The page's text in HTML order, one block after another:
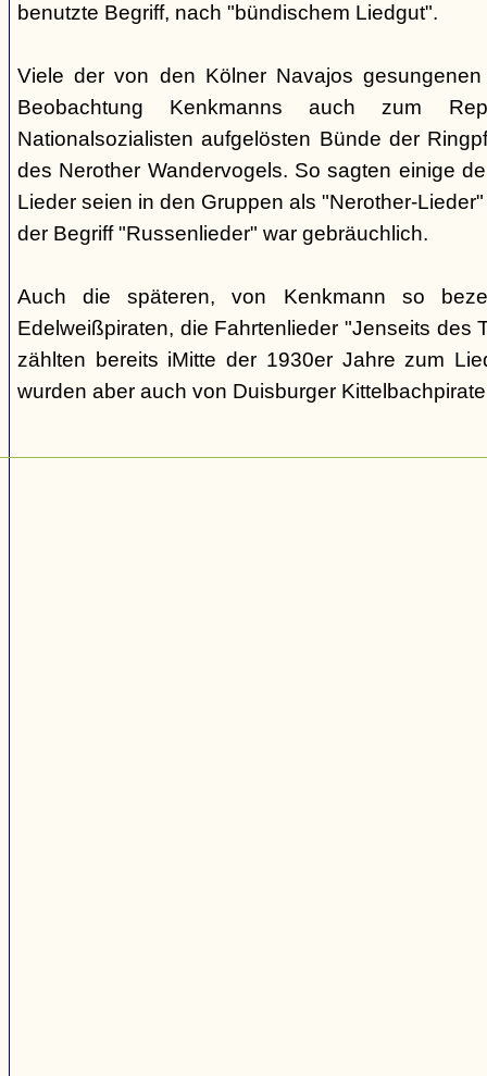
benutzte Begriff, nach "bündischem Liedgut".
Viele der von den Kölner Navajos
Beobachtung Kenkmanns auch zum
Nationalsozialisten aufgelösten Bünde der
des Nerother Wandervogels. So sagten einige
Lieder seien in den Gruppen als "Nerother-
der Begriff "Russenlieder" war gebräuchlich.
Auch die späteren, von Kenkmann so
Edelweißpiraten, die Fahrtenlieder "Jenseits des
zählten bereits iMitte der 1930er Jahre zum
wurden aber auch von Duisburger